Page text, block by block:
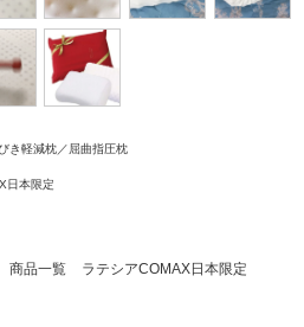
き軽減枕／屈曲指圧枕
日本限定
商品一覧
ラテシアCOMAX日本限定